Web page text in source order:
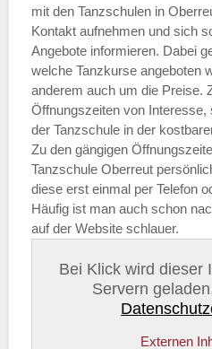
mit den Tanzschulen in
Kontakt aufnehmen und sich
Angebote informieren. Dabei
welche Tanzkurse angeboten
anderem auch um die Preise.
Öffnungszeiten von
der Tanzschule in der
Zu den gängigen
Tanzschule Oberreut
diese erst einmal per Telefon
Häufig ist man auch schon
auf der Website schlauer.
Bei Klick wird dieser
Servern
Externen